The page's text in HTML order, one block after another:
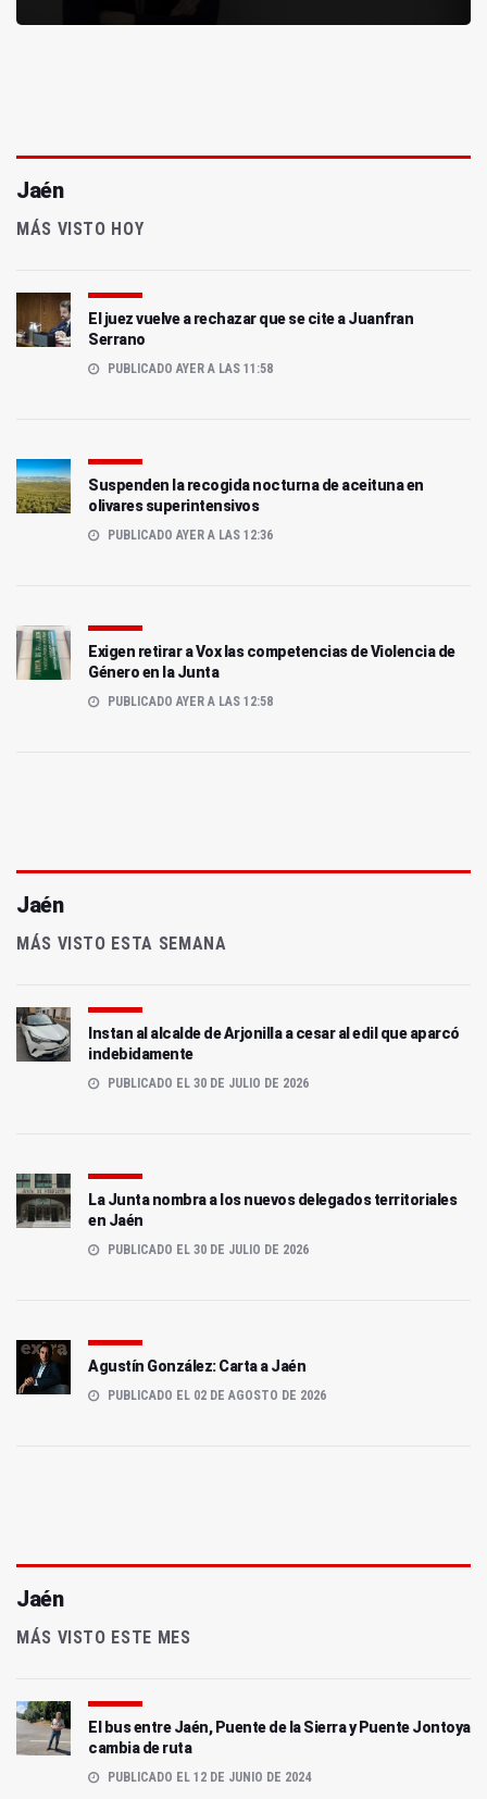
Jaén
MÁS VISTO HOY
El juez vuelve a rechazar que se cite a Juanfran
Serrano
PUBLICADO AYER A LAS 11:58
Suspenden la recogida nocturna de aceituna en
olivares superintensivos
PUBLICADO AYER A LAS 12:36
Exigen retirar a Vox las competencias de Violencia de
Género en la Junta
PUBLICADO AYER A LAS 12:58
Jaén
MÁS VISTO ESTA SEMANA
Instan al alcalde de Arjonilla a cesar al edil que aparcó
indebidamente
PUBLICADO EL 30 DE JULIO DE 2026
La Junta nombra a los nuevos delegados territoriales
en Jaén
PUBLICADO EL 30 DE JULIO DE 2026
Agustín González: Carta a Jaén
PUBLICADO EL 02 DE AGOSTO DE 2026
Jaén
MÁS VISTO ESTE MES
El bus entre Jaén, Puente de la Sierra y Puente Jontoya
cambia de ruta
PUBLICADO EL 12 DE JUNIO DE 2024